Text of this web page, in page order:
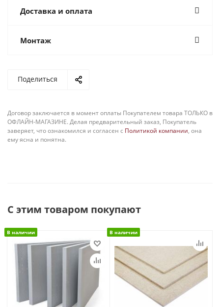
Доставка и оплата
Монтаж
Поделиться
Договор заключается в момент оплаты Покупателем товара ТОЛЬКО в
ОФЛАЙН-МАГАЗИНЕ. Делая предварительный заказ, Покупатель
заверяет, что ознакомился и согласен с Политикой компании, она
ему ясна и понятна.
С этим товаром покупают
В наличии В наличии